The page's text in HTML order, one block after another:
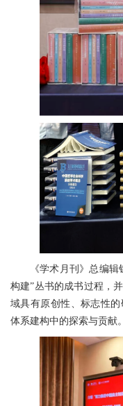
《学术月刊》总编
构建”丛书的成书过程，
域具有原创性、标志性
体系建构中的探索与贡献。